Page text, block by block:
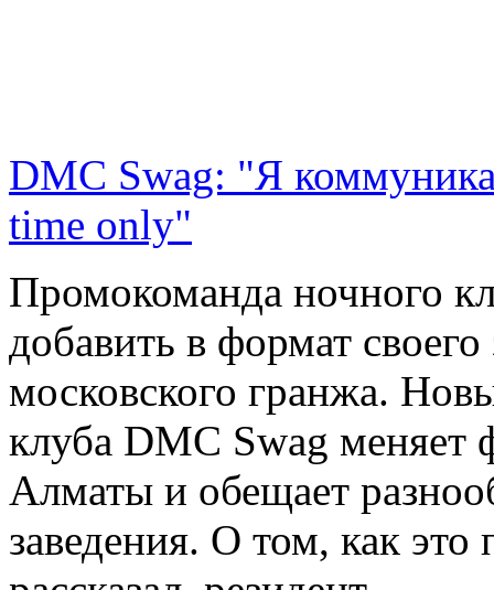
DMC Swag: "Я
time only"
Промокоманда ночного
добавить в формат
московского гранжа.
клуба DMC Swag меняет
Алматы и обещает
заведения. О том, как